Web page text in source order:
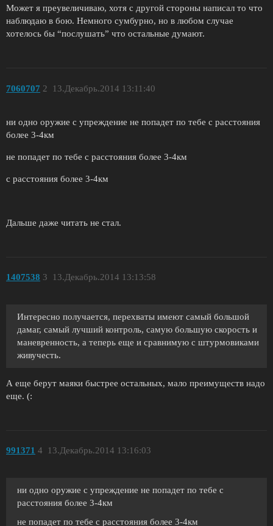
Может я преувеличиваю, хотя с другой стороны написал то что
наблюдаю в бою. Немного сумбурно, но в любом случае
хотелось бы “послушать” что остальные думают.
7060707 13.Декабрь.2014 13:11:40
2
ни одно оружие с упреждение не попадет по тебе с расстояния
более 3-4км
не попадет по тебе с расстояния более 3-4км
с расстояния более 3-4км
Дальше даже читать не стал.
1407538 13.Декабрь.2014 13:13:58
3
Интересно получается, перехваты имеют самый большой
дамаг, самый лучший контроль, самую большую скорость и
маневренность, а теперь еще и сравнимую с штурмовиками
живучесть.
А еще берут маяки быстрее остальных, мало преимуществ надо
еще. (:
991371 13.Декабрь.2014 13:16:03
4
ни одно оружие с упреждение не попадет по тебе с
расстояния более 3-4км
не попадет по тебе с расстояния более 3-4км